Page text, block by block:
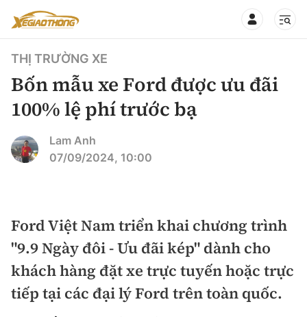
360° xe
Hạ tầng phương tiện
Góc nhìn
Tâm điểm
Xe du lịch
Xe chuyên dụng
Xe máy
Đánh giá xe
Đánh giá xe mới
So sánh
Lái mới
Tư vấn sử dụng
THỊ TRƯỜNG XE
Bốn mẫu xe Ford được ưu đãi
100% lệ phí trước bạ
Lam Anh
07/09/2024, 10:00
Ford Việt Nam triển khai chương trình
"9.9 Ngày đôi - Ưu đãi kép" dành cho
khách hàng đặt xe trực tuyến hoặc trực
tiếp tại các đại lý Ford trên toàn quốc.